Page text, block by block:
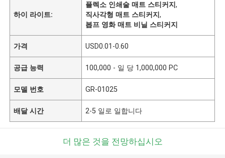
하이 라이트:
플렉소 인쇄술 매트 스티커지,
직사각형 매트 스티커지,
봅프 영화 매트 비닐 스티커지
가격 USD0.01-0.60
공급 능력 100,000 - 일 당 1,000,000 PC
모델 번호 GR-01025
배달 시간 2-5 일로 일합니다
더 많은 것을 전망하십시오